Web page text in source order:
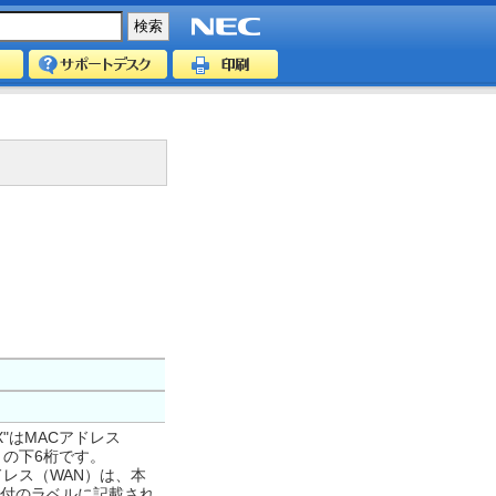
はMACアドレス
下6桁です。
ス（WAN）は、本